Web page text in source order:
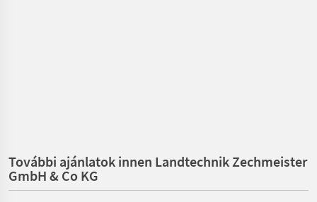
További ajánlatok innen Landtechnik Zechmeister
GmbH & Co KG